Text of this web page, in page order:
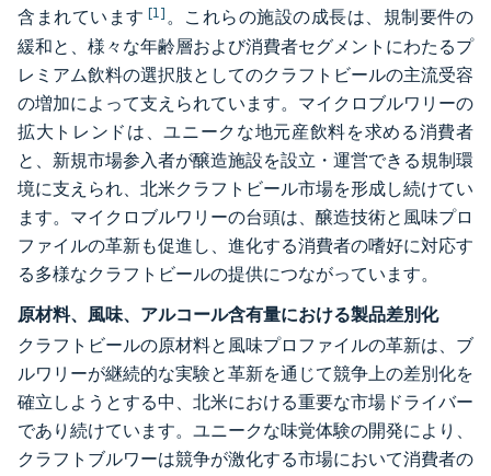
含まれています[1]。これらの施設の成長は、規制要件の
緩和と、様々な年齢層および消費者セグメントにわたるプ
レミアム飲料の選択肢としてのクラフトビールの主流受容
の増加によって支えられています。マイクロブルワリーの
拡大トレンドは、ユニークな地元産飲料を求める消費者
と、新規市場参入者が醸造施設を設立・運営できる規制環
境に支えられ、北米クラフトビール市場を形成し続けてい
ます。マイクロブルワリーの台頭は、醸造技術と風味プロ
ファイルの革新も促進し、進化する消費者の嗜好に対応す
る多様なクラフトビールの提供につながっています。
原材料、風味、アルコール含有量における製品差別化
クラフトビールの原材料と風味プロファイルの革新は、ブ
ルワリーが継続的な実験と革新を通じて競争上の差別化を
確立しようとする中、北米における重要な市場ドライバー
であり続けています。ユニークな味覚体験の開発により、
クラフトブルワーは競争が激化する市場において消費者の